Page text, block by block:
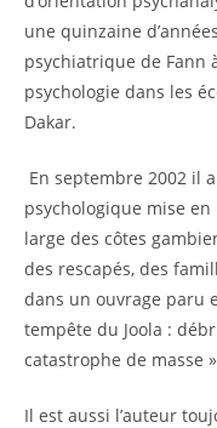
une quinzaine
psychiatrique de Fann
psychologie dans les
Dakar.
En septembre 2002 il
psychologique mise
large des côtes
des rescapés, des
dans un ouvrage paru
tempête du Joola :
catastrophe de masse
Il est aussi l’auteur